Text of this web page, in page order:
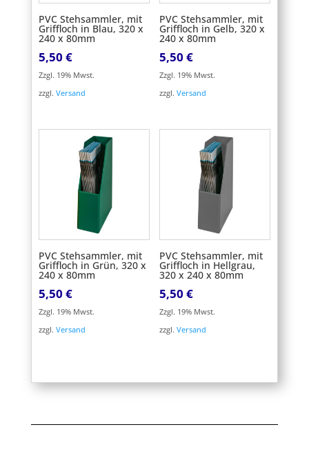
PVC Stehsammler, mit
Griffloch in Blau, 320 x
240 x 80mm
5,50 €
Zzgl. 19% Mwst.
zzgl. Versand
PVC Stehsammler, mit
Griffloch in Gelb, 320 x
240 x 80mm
5,50 €
Zzgl. 19% Mwst.
zzgl. Versand
PVC Stehsammler, mit
Griffloch in Grün, 320 x
240 x 80mm
5,50 €
Zzgl. 19% Mwst.
zzgl. Versand
PVC Stehsammler, mit
Griffloch in Hellgrau,
320 x 240 x 80mm
5,50 €
Zzgl. 19% Mwst.
zzgl. Versand